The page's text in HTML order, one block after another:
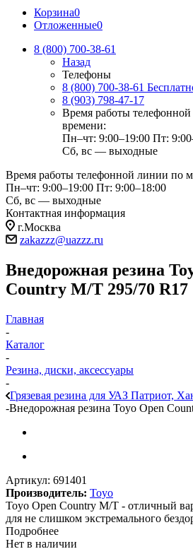
Корзина0
Отложенные0
8 (800) 700-38-61
Назад
Телефоны
8 (800) 700-38-61
8 (903) 798-47-17
Время работы
времени:
Пн–чт: 9:00–19:00 Пт:
Сб, вс — выходные
Время работы телефонной линии по
Пн–чт: 9:00–19:00 Пт: 9:00–18:00
Сб, вс — выходные
Контактная информация
г.Москва
zakazzz@uazzz.ru
Внедорожная резина
Country M/T 295/70 R17
Главная
-
Каталог
-
Резина, диски, аксессуары
-
Грязевая резина для УАЗ Патриот,
-Внедорожная резина Toyo Open
Артикул: 691401
Производитель: Toyo
Toyo Open Country M/T - отличный
для не слишком экстремального
Подробнее
Нет в наличии